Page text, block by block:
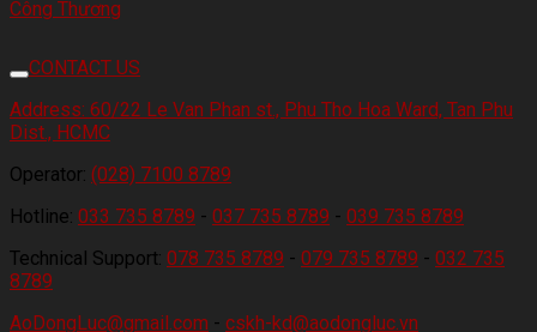
CONTACT US
Address: 60/22 Le Van Phan st., Phu Tho Hoa Ward, Tan Phu
Dist., HCMC
Operator: (028) 7100 8789
Hotline: 033 735 8789 - 037 735 8789 - 039 735 8789
Technical Support: 078 735 8789 - 079 735 8789 - 032 735
8789
AoDongLuc@gmail.com - cskh-kd@aodongluc.vn